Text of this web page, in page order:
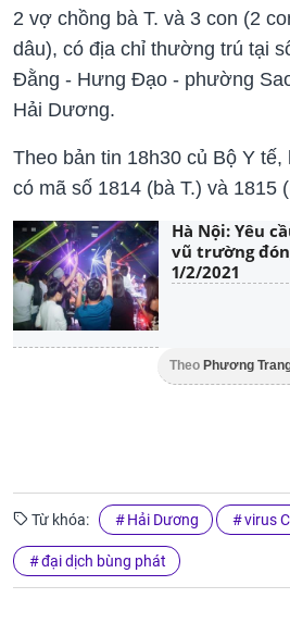
2 vợ chồng bà T. và 3 con (2
dâu), có địa chỉ thường trú tại
Đằng - Hưng Đạo - phường
Hải Dương.
Theo bản tin 18h30 củ Bộ Y tế,
có mã số 1814 (bà T.) và 1815
Hà Nội: Yêu
vũ trường
1/2/2021
Theo Phương
Từ khóa: Hải Dương virus
đại dịch bùng phát